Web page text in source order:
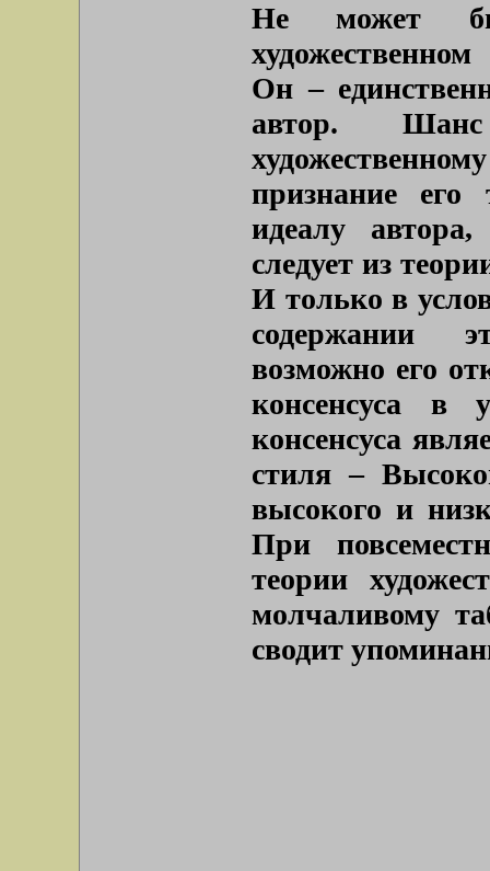
Не может
Он –
автор.
признание его
идеалу
следует из
И только в
содержании
возможно его
консенсуса в
консенсуса
стиля –
высокого и
При
теории
молчаливому
сводит